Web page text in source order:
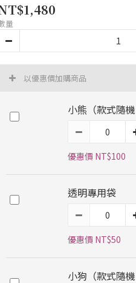
量
以優惠價加購商品
小熊（款式隨
優惠價 NT$100
透明專用袋
優惠價 NT$50
小狗（款式隨